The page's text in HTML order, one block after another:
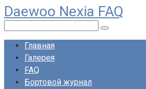
Перейти
к
контенту
Daewoo Nexia FAQ
Главная
Галерея
FAQ
Бортовой журнал